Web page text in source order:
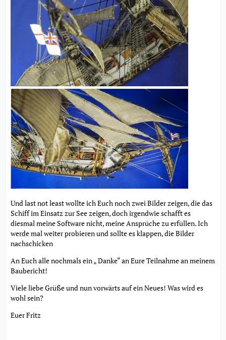
Und last not least wollte ich Euch noch zwei Bilder zeigen, die das
Schiff im Einsatz zur See zeigen, doch irgendwie schafft es
diesmal meine Software nicht, meine Ansprüche zu erfüllen. Ich
werde mal weiter probieren und sollte es klappen, die Bilder
nachschicken
An Euch alle nochmals ein „ Danke“ an Eure Teilnahme an meinem
Baubericht!
Viele liebe Grüße und nun vorwärts auf ein Neues! Was wird es
wohl sein?
Euer Fritz